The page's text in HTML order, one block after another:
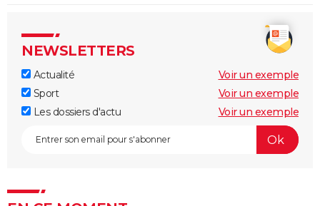
NEWSLETTERS
Actualité
Voir un exemple
Sport
Voir un exemple
Les dossiers d'actu
Voir un exemple